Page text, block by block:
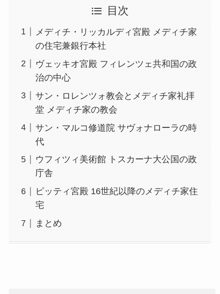
目次
メディチ・リッカルディ宮殿 メディチ家
の住宅兼銀行本社
ヴェッキオ宮殿 フィレンツェ共和国の政
治の中心
サン・ロレンツォ教会とメディチ家礼拝
堂 メディチ家の教会
サン・マルコ修道院 サヴォナローラの時
代
ウフィツィ美術館 トスカーナ大公国の政
庁舎
ピッティ宮殿 16世紀以降のメディチ家住
宅
まとめ